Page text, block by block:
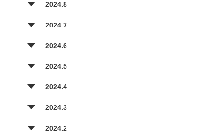
2024.8
2024.7
2024.6
2024.5
2024.4
2024.3
2024.2